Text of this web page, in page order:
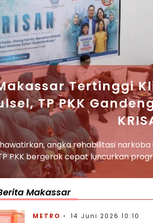
Tertinggi
TP PKK
angka rehabilitasi
PKK bergerak cepat luncurkan
Makassar
METRO 14 Juni 2026 10:10